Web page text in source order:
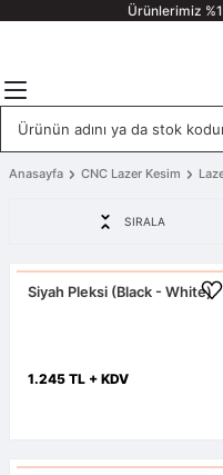
Ürünlerimiz
Anasayfa CNC Lazer Kesim
SIRALA
Siyah Pleksi (Black - White)
1.245 TL + KDV